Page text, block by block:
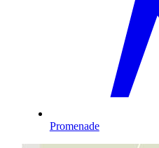
Promenade